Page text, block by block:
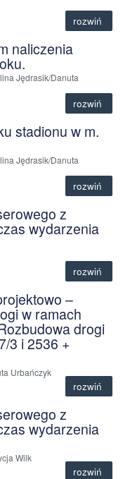
rozwiń
naliczenia
Jędrasik/Danuta
rozwiń
stadionu w m.
Jędrasik/Danuta
rozwiń
z
wydarzenia
rozwiń
–
w ramach
drogi
3 i 2536 +
Urbańczyk
rozwiń
z
wydarzenia
Wilk
rozwiń